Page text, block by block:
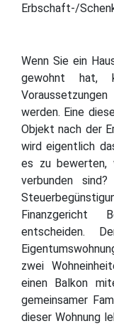
Erbschaft-/
Wenn Sie ein
gewohnt hat,
werden. Eine
Objekt nach der
wird eigentlich
es zu bewerten,
verbunden
Finanzgericht
entscheiden.
zwei
einen Balkon
gemeinsamer
dieser Wohnung